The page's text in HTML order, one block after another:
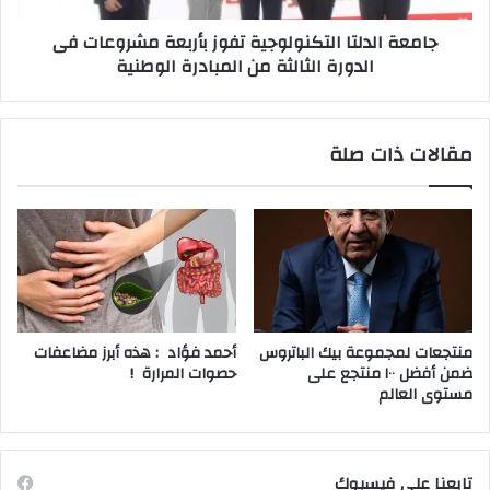
الثالثة
جامعة الدلتا التكنولوجية تفوز بأربعة مشروعات فى
الدورة الثالثة من المبادرة الوطنية
مقالات ذات صلة
منتجعات لمجموعة بيك الباتروس
ضمن أفضل ١٠٠ منتجع على
مستوى العالم
أحمد فؤاد : هذه أبرز مضاعفات
حصوات المرارة !
تابعنا على فيسبوك